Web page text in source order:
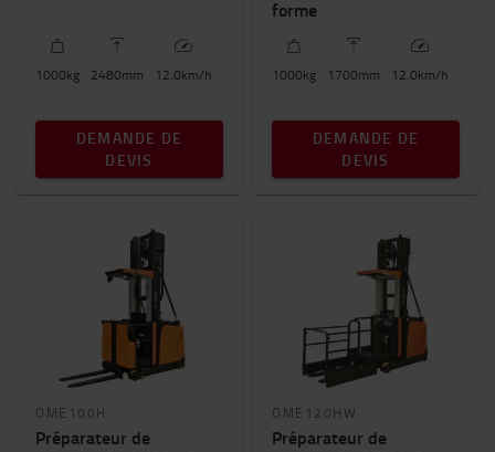
1000kg 2480mm 12.0km/h
DEMANDE DE
DEVIS
forme
1000kg 1700mm 12.0km/h
DEMANDE DE
DEVIS
OME100H
Préparateur de
OME120HW
Préparateur de